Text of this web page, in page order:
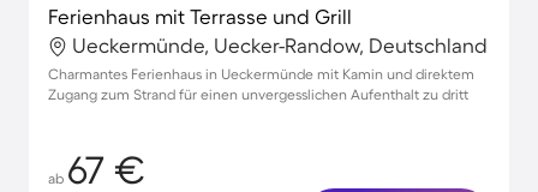
Ferienhaus mit Terrasse und Grill
Ueckermünde, Uecker-Randow, Deutschland
Charmantes Ferienhaus in Ueckermünde mit Kamin und direktem
Zugang zum Strand für einen unvergesslichen Aufenthalt zu dritt
ab 67 €